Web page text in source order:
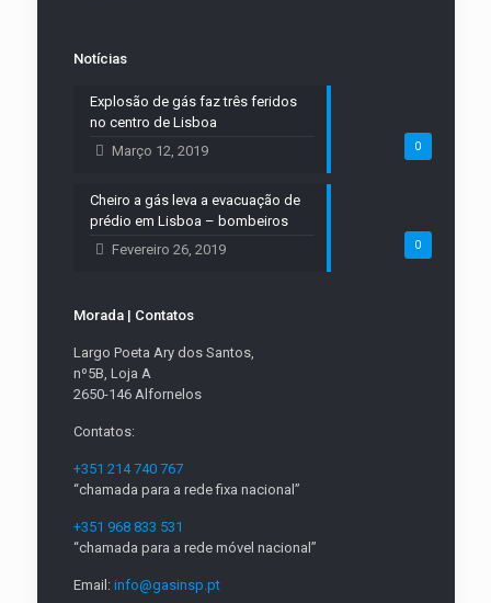
Notícias
0
Explosão de gás faz três feridos
no centro de Lisboa
Março 12, 2019
0
Cheiro a gás leva a evacuação de
prédio em Lisboa – bombeiros
Fevereiro 26, 2019
Morada | Contatos
Largo Poeta Ary dos Santos,
nº5B, Loja A
2650-146 Alfornelos
Contatos:
+351 214 740 767
“chamada para a rede fixa nacional”
+351 968 833 531
“chamada para a rede móvel nacional”
Email: info@gasinsp.pt